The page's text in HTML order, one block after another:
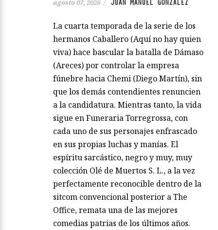
agosto 07, 2026 / JUAN MANUEL GONZÁLEZ
La cuarta temporada de la serie de los
hermanos Caballero (Aquí no hay quien
viva) hace bascular la batalla de Dámaso
(Areces) por controlar la empresa
fúnebre hacia Chemi (Diego Martín), sin
que los demás contendientes renuncien
a la candidatura. Mientras tanto, la vida
sigue en Funeraria Torregrossa, con
cada uno de sus personajes enfrascado
en sus propias luchas y manías. El
espíritu sarcástico, negro y muy, muy
colección Olé de Muertos S. L., a la vez
perfectamente reconocible dentro de la
sitcom convencional posterior a The
Office, remata una de las mejores
comedias patrias de los últimos años.